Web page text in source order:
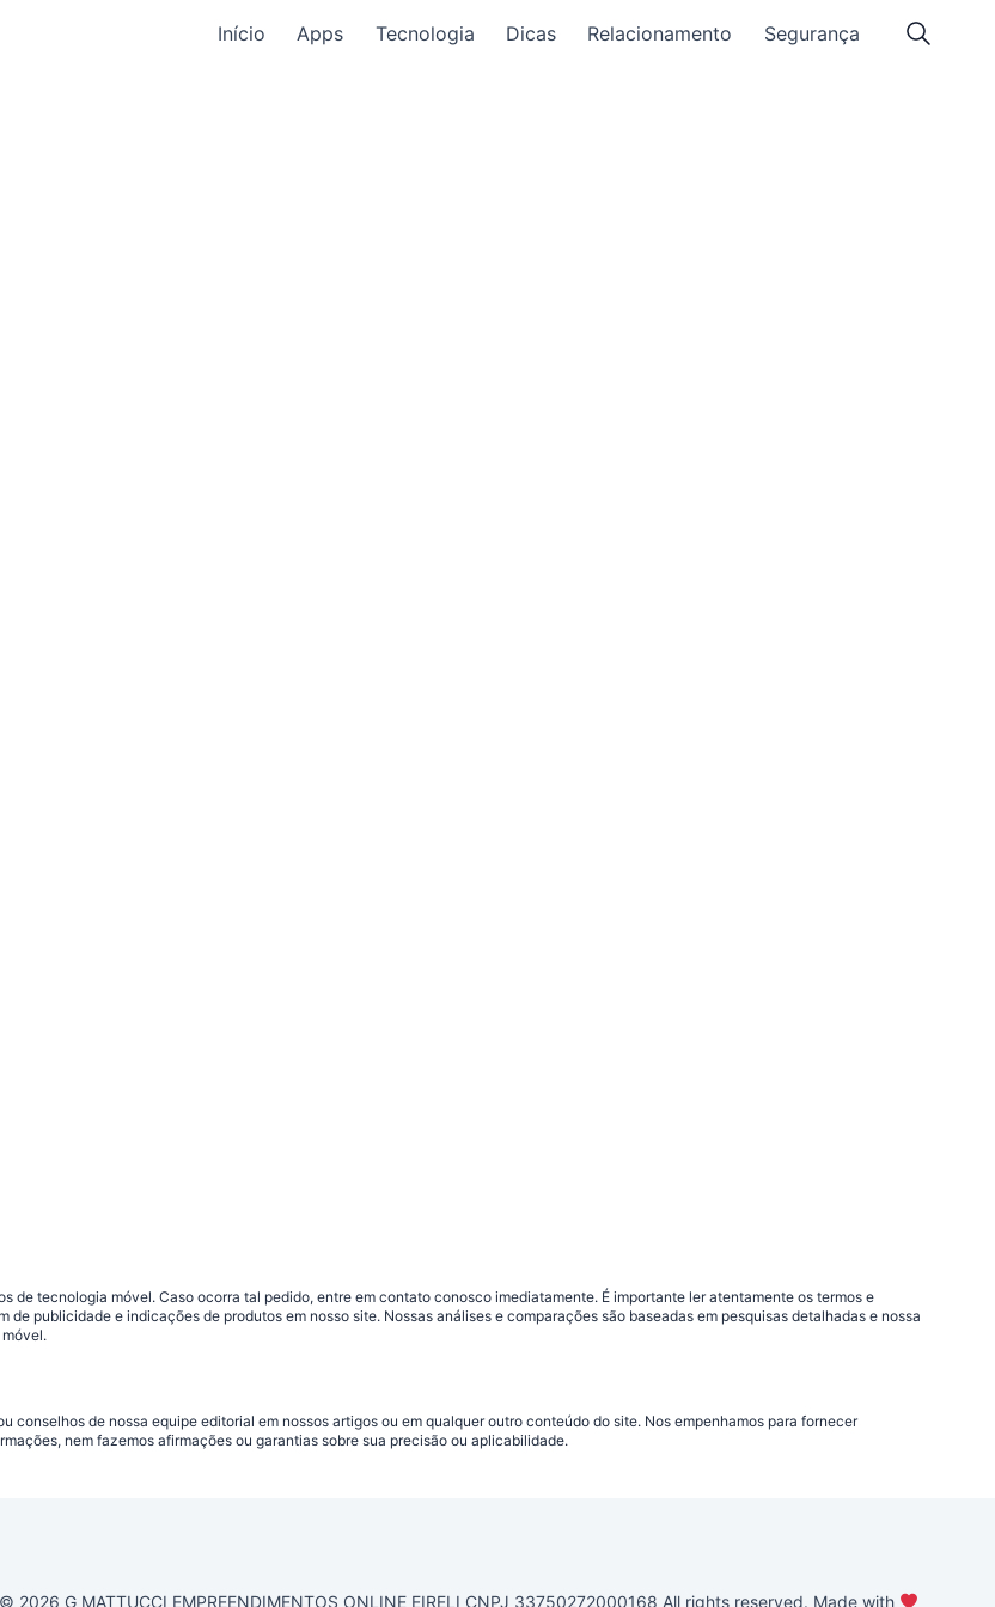
Início Apps Tecnologia Dicas Relacionamento Segurança
tecnologia móvel. Caso ocorra tal pedido, entre em contato conosco imediatamente. É importante ler atentamente os termos e
publicidade e indicações de produtos em nosso site. Nossas análises e comparações são baseadas em pesquisas detalhadas e nossa
de nossa equipe editorial em nossos artigos ou em qualquer outro conteúdo do site. Nos empenhamos para fornecer
nem fazemos afirmações ou garantias sobre sua precisão ou aplicabilidade.
© 2026 G MATTUCCI EMPREENDIMENTOS ONLINE EIRELI CNPJ 33750272000168 All rights reserved. Made with